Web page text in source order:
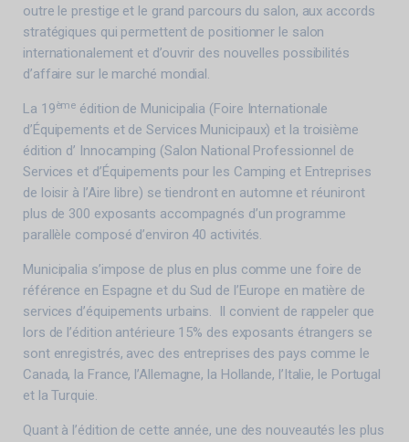
outre le prestige et le grand parcours du salon, aux accords
stratégiques qui permettent de positionner le salon
internationalement et d’ouvrir des nouvelles possibilités
d’affaire sur le marché mondial.
La 19ème édition de Municipalia (Foire Internationale
d’Équipements et de Services Municipaux) et la troisième
édition d’ Innocamping (Salon National Professionnel de
Services et d’Équipements pour les Camping et Entreprises
de loisir à l’Aire libre) se tiendront en automne et réuniront
plus de 300 exposants accompagnés d’un programme
parallèle composé d’environ 40 activités.
Municipalia s’impose de plus en plus comme une foire de
référence en Espagne et du Sud de l’Europe en matière de
services d’équipements urbains. Il convient de rappeler que
lors de l’édition antérieure 15% des exposants étrangers se
sont enregistrés, avec des entreprises des pays comme le
Canada, la France, l’Allemagne, la Hollande, l’Italie, le Portugal
et la Turquie.
Quant à l’édition de cette année, une des nouveautés les plus